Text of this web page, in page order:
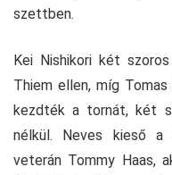
szettben.
Kei Nishikori két
Thiem ellen, míg
kezdték a tornát, két
nélkül. Neves kieső a
veterán Tommy Haas,